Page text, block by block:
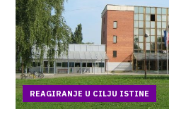
REAGIRANJE U CILJU ISTINE